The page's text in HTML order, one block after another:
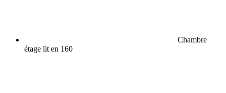
Chambre
étage lit en 160